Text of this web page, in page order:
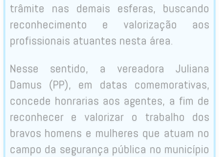
trâmite nas demais esferas, buscando
reconhecimento e valorização aos
profissionais atuantes nesta área.
Nesse sentido, a vereadora Juliana
Damus (PP), em datas comemorativas,
concede honrarias aos agentes, a fim de
reconhecer e valorizar o trabalho dos
bravos homens e mulheres que atuam no
campo da segurança pública no município